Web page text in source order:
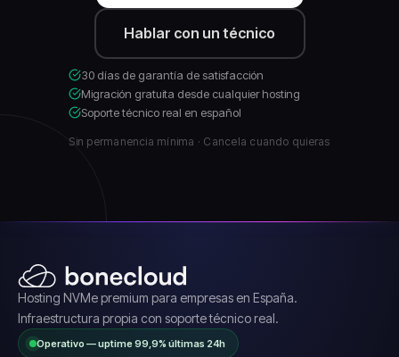
Hablar con un técnico
30 días de garantía de satisfacción
Migración gratuita desde cualquier hosting
Soporte técnico real en español
Sin permanencia mínima · Cancela cuando quieras
Hosting NVMe premium para empresas en España.
Infraestructura propia con soporte técnico real.
Operativo — uptime 99,9% últimas 24h